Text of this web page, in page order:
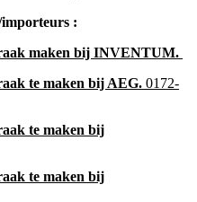
:
maken bij INVENTUM.
te maken bij AEG. 0172-
te maken bij
te maken bij